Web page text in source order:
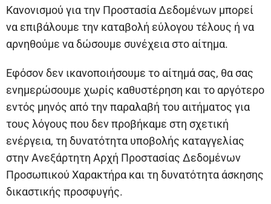
Κανονισμού για την Προστασία Δεδομένων μπορεί
να επιβάλουμε την καταβολή εύλογου τέλους ή να
αρνηθούμε να δώσουμε συνέχεια στο αίτημα.
Εφόσον δεν ικανοποιήσουμε το αίτημά σας, θα σας
ενημερώσουμε χωρίς καθυστέρηση και το αργότερο
εντός μηνός από την παραλαβή του αιτήματος για
τους λόγους που δεν προβήκαμε στη σχετική
ενέργεια, τη δυνατότητα υποβολής καταγγελίας
στην Ανεξάρτητη Αρχή Προστασίας Δεδομένων
Προσωπικού Χαρακτήρα και τη δυνατότητα άσκησης
δικαστικής προσφυγής.